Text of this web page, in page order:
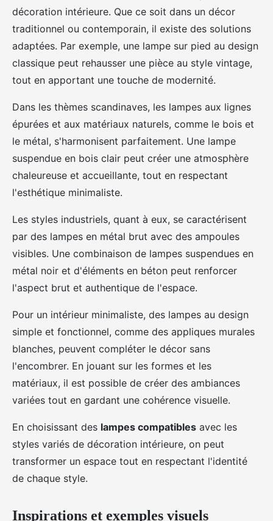
décoration intérieure. Que ce soit dans un décor
traditionnel ou contemporain, il existe des solutions
adaptées. Par exemple, une lampe sur pied au design
classique peut rehausser une pièce au style vintage,
tout en apportant une touche de modernité.
Dans les thèmes scandinaves, les lampes aux lignes
épurées et aux matériaux naturels, comme le bois et
le métal, s'harmonisent parfaitement. Une lampe
suspendue en bois clair peut créer une atmosphère
chaleureuse et accueillante, tout en respectant
l'esthétique minimaliste.
Les styles industriels, quant à eux, se caractérisent
par des lampes en métal brut avec des ampoules
visibles. Une combinaison de lampes suspendues en
métal noir et d'éléments en béton peut renforcer
l'aspect brut et authentique de l'espace.
Pour un intérieur minimaliste, des lampes au design
simple et fonctionnel, comme des appliques murales
blanches, peuvent compléter le décor sans
l'encombrer. En jouant sur les formes et les
matériaux, il est possible de créer des ambiances
variées tout en gardant une cohérence visuelle.
En choisissant des lampes compatibles avec les
styles variés de décoration intérieure, on peut
transformer un espace tout en respectant l'identité
de chaque style.
Inspirations et exemples visuels